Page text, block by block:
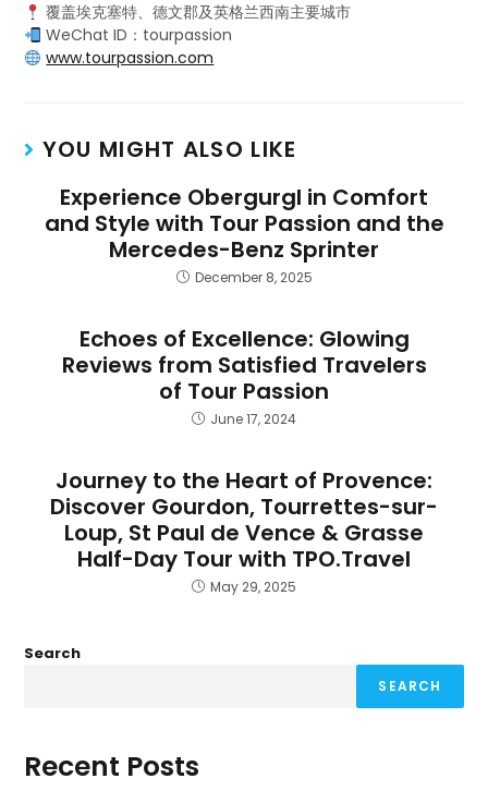
覆盖埃克塞特、德文郡及英格兰西南主要城市
WeChat ID：tourpassion
www.tourpassion.com
YOU MIGHT ALSO LIKE
Experience Obergurgl in Comfort
and Style with Tour Passion and the
Mercedes-Benz Sprinter
December 8, 2025
Echoes of Excellence: Glowing
Reviews from Satisfied Travelers
of Tour Passion
June 17, 2024
Journey to the Heart of Provence:
Discover Gourdon, Tourrettes-sur-
Loup, St Paul de Vence & Grasse
Half-Day Tour with TPO.Travel
May 29, 2025
Search
SEARCH
Recent Posts